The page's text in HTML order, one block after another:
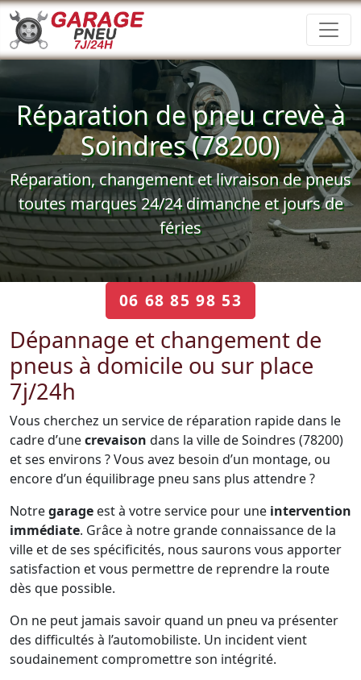
Réparation de pneu crevè à
Soindres (78200)
Réparation, changement et livraison de pneus
toutes marques 24/24 dimanche et jours de
féries
06 68 85 98 53
Dépannage et changement de
pneus à domicile ou sur place
7j/24h
Vous cherchez un service de réparation rapide dans le
cadre d’unecrevaison dans la ville de Soindres (78200)
et ses environs ? Vous avez besoin d’un montage, ou
encore d’un équilibrage pneu sans plus attendre ?
Notregarage est à votre service pour une intervention
immédiate. Grâce à notre grande connaissance de la
ville et de ses spécificités, nous saurons vous apporter
satisfaction et vous permettre de reprendre la route
dès que possible.
On ne peut jamais savoir quand un pneu va présenter
des difficultés à l’automobiliste. Un incident vient
soudainement compromettre son intégrité.